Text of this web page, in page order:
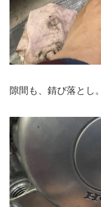
隙間も、錆び落とし。